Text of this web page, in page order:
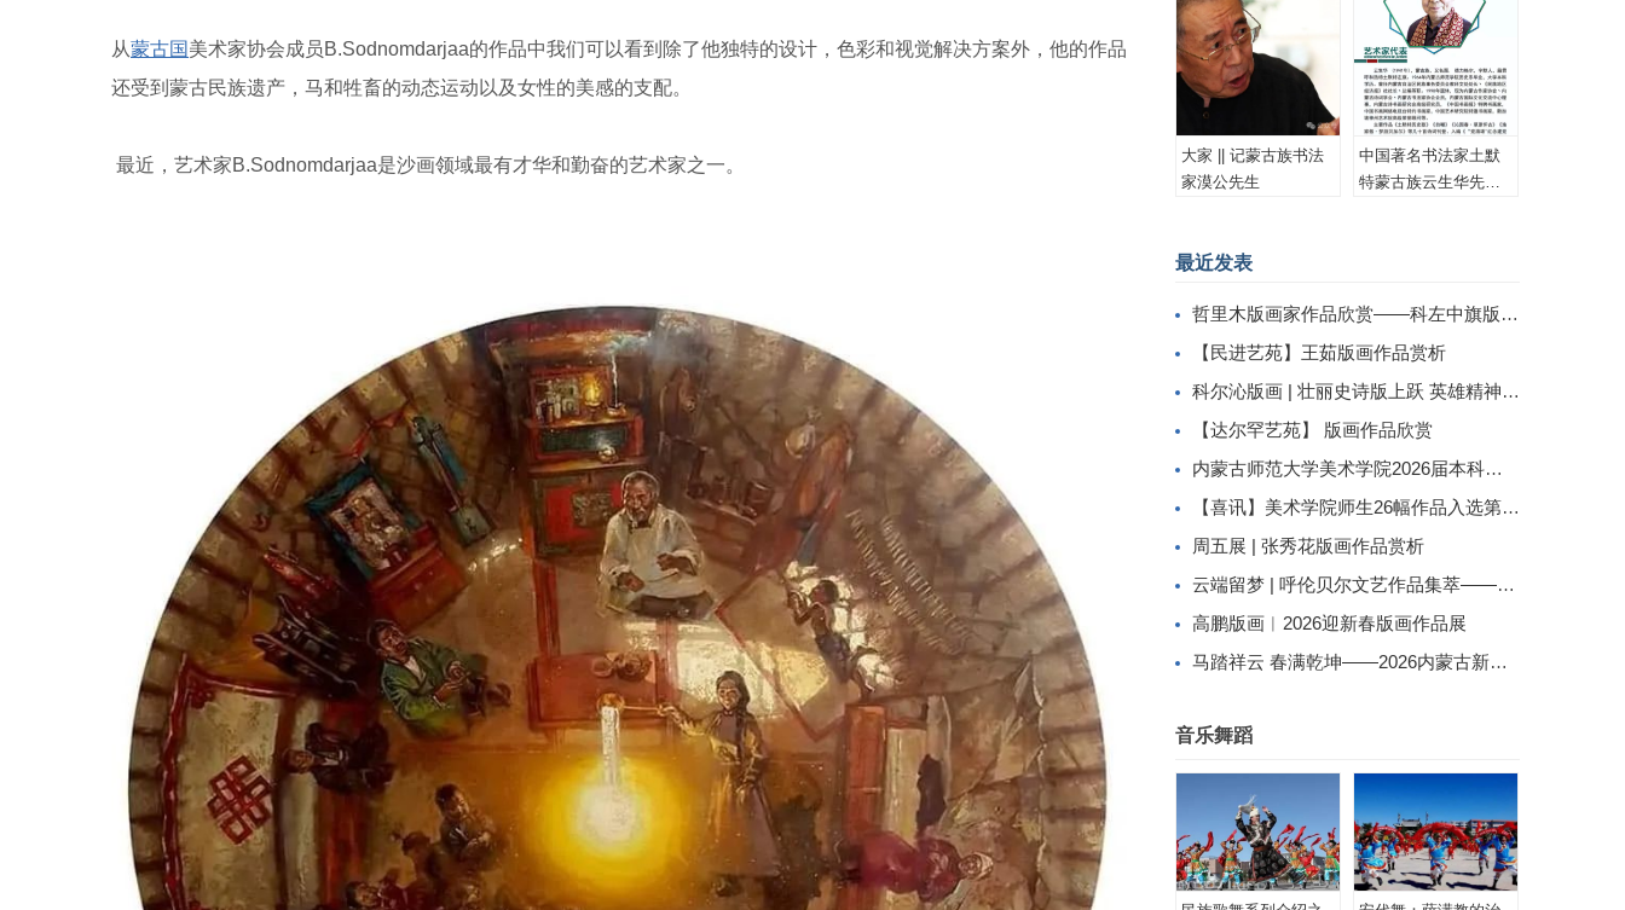
从蒙古国 美术家协会成员B.Sodnomdarjaa的作品中我们可以看到除了他独特的设计，色彩和视觉解决方案外，他的作品
还受到蒙古民族遗产，马和牲畜的动态运动以及女性的美感的支配。
最近，艺术家B.Sodnomdarjaa是沙画领域最有才华和勤奋的艺术家之一。
大家 || 记蒙古族书法
家漠公先生
中国著名书法家土默
特蒙古族云生华先生
最近发表
哲里木版画家作品欣赏——科左中旗版画家李忠斌作品赏析
【民进艺苑】王茹版画作品赏析
科尔沁版画 | 壮丽史诗版上跃 英雄精神画中传
【达尔罕艺苑】 版画作品欣赏
内蒙古师范大学美术学院2026届本科生毕业作品展美术学专业（版画方向）
【喜讯】美术学院师生26幅作品入选第二届内蒙古自治区小版画暨藏书票展
周五展 | 张秀花版画作品赏析
云端留梦 | 呼伦贝尔文艺作品集萃——姜识民版画选登
高鹏版画︱2026迎新春版画作品展
马踏祥云 春满乾坤——2026内蒙古新春民间工艺美术线上展（三）
音乐舞蹈